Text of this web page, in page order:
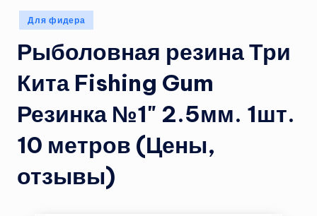
Опубликовано
в
Для фидера
Рыболовная резина Три
Кита Fishing Gum
Резинка №1" 2.5мм. 1шт.
10 метров (Цены,
отзывы)